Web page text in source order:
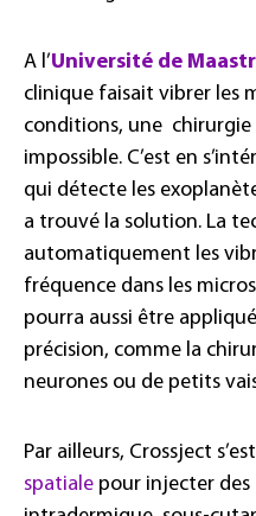
A l’Université de
clinique faisait vibrer les
conditions, une chirurgie
impossible. C’est en
qui détecte les
a trouvé la solution. La
automatiquement les
fréquence dans les
pourra aussi être
précision, comme la
neurones ou de petits
Par ailleurs, Crossject
spatiale pour injecter